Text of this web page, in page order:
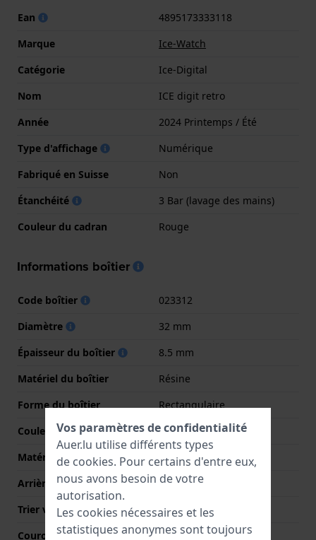
Ean
4895173333118
Marque
Ice-Watch
Catégorie
Ice-Digital
Nom
ICE digit retro
Année
2024 Printemps / Été
Type d'affichage
Numérique
Fabriqué en Suisse
Non
Étanchéité
3 Bar (lavage des mains)
Couleur du cadran
Rouge
Informations boîtier
Code boîtier
023312
Diamètre
32 mm
Épaisseur du boîtier
8.5 mm
Matériel du boîtier
Résine
Forme du boîtier
Rectangulaire
Couleur du boîtier
Or
Matériau du boîtier arrière
Acier inoxydable
Arrière de Boitier
Couvercle à pression
Trier verre
Minéral
Couronne
Couronne de tirer
Vos paramètres de confidentialité
Auer.lu utilise différents types
de cookies. Pour certains d'entre eux,
nous avons besoin de votre
autorisation.
Les cookies nécessaires et les
statistiques anonymes sont toujours